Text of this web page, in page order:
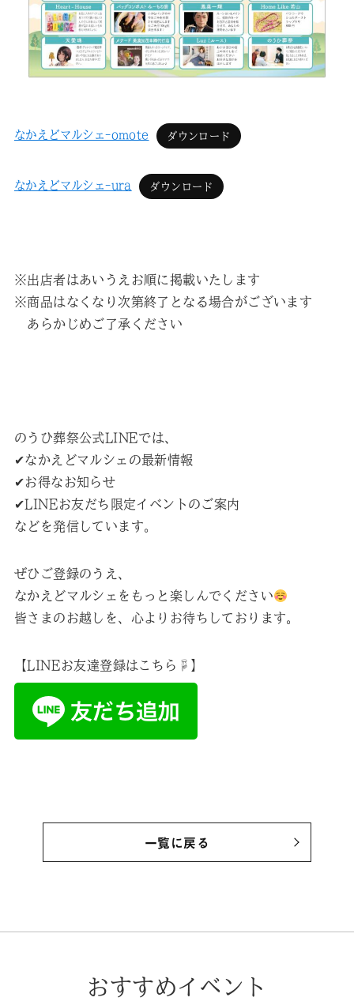
なかえどマルシェ-omote ダウンロード
なかえどマルシェ-ura ダウンロード
※出店者はあいうえお順に掲載いたします
※商品はなくなり次第終了となる場合がございます
あらかじめご了承ください
のうひ葬祭公式LINEでは、
✔︎なかえどマルシェの最新情報
✔︎お得なお知らせ
✔︎LINEお友だち限定イベントのご案内
などを発信しています。
ぜひご登録のうえ、
なかえどマルシェをもっと楽しんでください
皆さまのお越しを、心よりお待ちしております。
【LINEお友達登録はこちら☟】
一覧に戻る
おすすめイベント